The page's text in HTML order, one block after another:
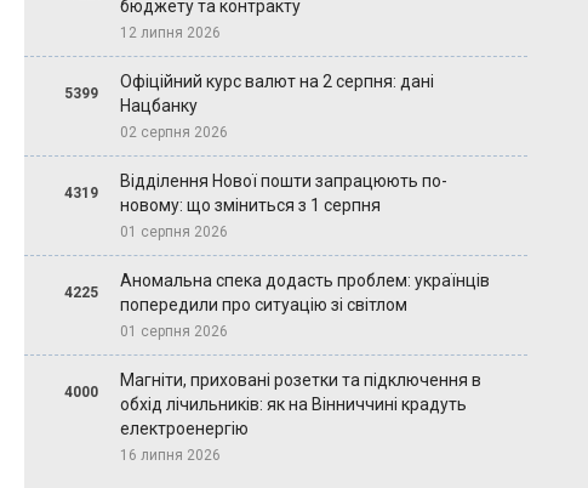
бюджету та контракту
12 липня 2026
5399
Офіційний курс валют на 2 серпня: дані
Нацбанку
02 серпня 2026
4319
Відділення Нової пошти запрацюють по-
новому: що зміниться з 1 серпня
01 серпня 2026
4225
Аномальна спека додасть проблем: українців
попередили про ситуацію зі світлом
01 серпня 2026
4000
Магніти, приховані розетки та підключення в
обхід лічильників: як на Вінниччині крадуть
електроенергію
16 липня 2026